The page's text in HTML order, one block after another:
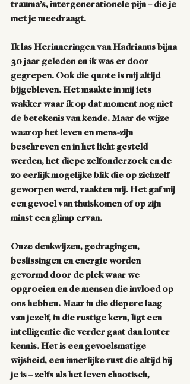
trauma’s, intergenerationele pijn – die je
met je meedraagt.
Ik las Herinneringen van Hadrianus bijna
30 jaar geleden en ik was er door
gegrepen. Ook die quote is mij altijd
bijgebleven. Het maakte in mij iets
wakker waar ik op dat moment nog niet
de betekenis van kende. Maar de wijze
waarop het leven en mens-zijn
beschreven en in het licht gesteld
werden, het diepe zelfonderzoek en de
zo eerlijk mogelijke blik die op zichzelf
geworpen werd, raakten mij. Het gaf mij
een gevoel van thuiskomen of op zijn
minst een glimp ervan.
Onze denkwijzen, gedragingen,
beslissingen en energie worden
gevormd door de plek waar we
opgroeien en de mensen die invloed op
ons hebben. Maar in die diepere laag
van jezelf, in die rustige kern, ligt een
intelligentie die verder gaat dan louter
kennis. Het is een gevoelsmatige
wijsheid, een innerlijke rust die altijd bij
je is – zelfs als het leven chaotisch,